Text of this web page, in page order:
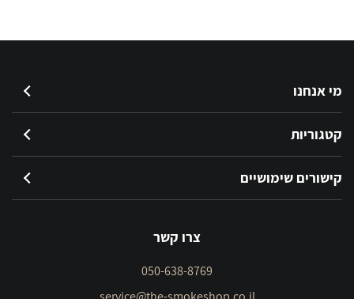
מי אנחנו
קטגוריות
קישורים שימושיים
צרו קשר
050-638-8769